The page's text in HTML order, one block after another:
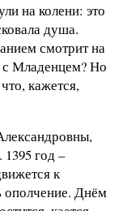
на колени: это
душа.
смотрит на
Младенцем? Но
кажется,
год –
к
ополчение. Днём